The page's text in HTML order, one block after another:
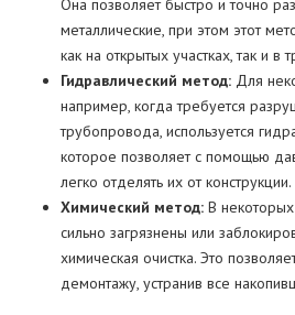
Она позволяет быстро и точно
металлические, при этом этот
как на открытых участках, так и в
Гидравлический метод: Для
например, когда требуется
трубопровода, используется
которое позволяет с помощью
легко отделять их от конструкции.
Химический метод: В
сильно загрязнены или
химическая очистка. Это
демонтажу, устранив все